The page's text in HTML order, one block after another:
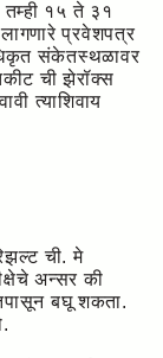
तम्ही १५ ते ३१
लागणारे प्रवेशपत्र
संकेतस्थळावर
ची झेरॉक्स
त्याशिवाय
ची. मे
अन्सर की
बघू शकता.